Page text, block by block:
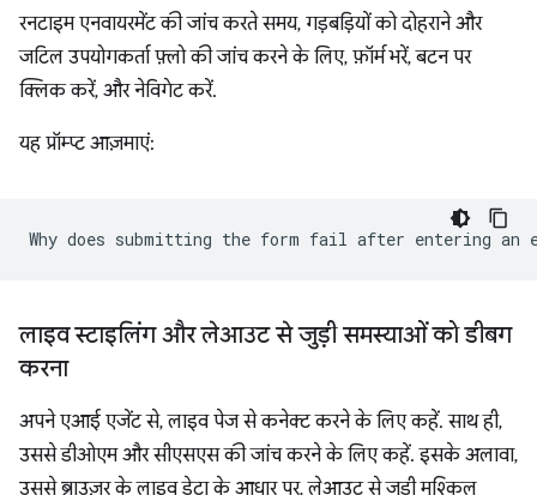
रनटाइम एनवायरमेंट की जांच करते समय, गड़बड़ियों को दोहराने और
जटिल उपयोगकर्ता फ़्लो की जांच करने के लिए, फ़ॉर्म भरें, बटन पर
क्लिक करें, और नेविगेट करें.
यह प्रॉम्प्ट आज़माएं:
लाइव स्टाइलिंग और लेआउट से जुड़ी समस्याओं को डीबग
करना
अपने एआई एजेंट से, लाइव पेज से कनेक्ट करने के लिए कहें. साथ ही,
उससे डीओएम और सीएसएस की जांच करने के लिए कहें. इसके अलावा,
उससे ब्राउज़र के लाइव डेटा के आधार पर, लेआउट से जुड़ी मुश्किल